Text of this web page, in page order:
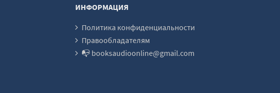
ИНФОРМАЦИЯ
Политика конфиденциальности
Правообладателям
📭 booksaudioonline@gmail.com